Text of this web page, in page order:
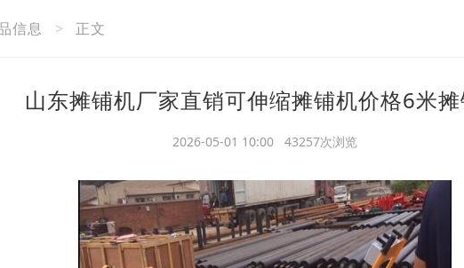
信息 > 正文
山东摊铺机厂家直销可伸缩摊铺机价格6米
2026-05-01 10:00 43257次浏览